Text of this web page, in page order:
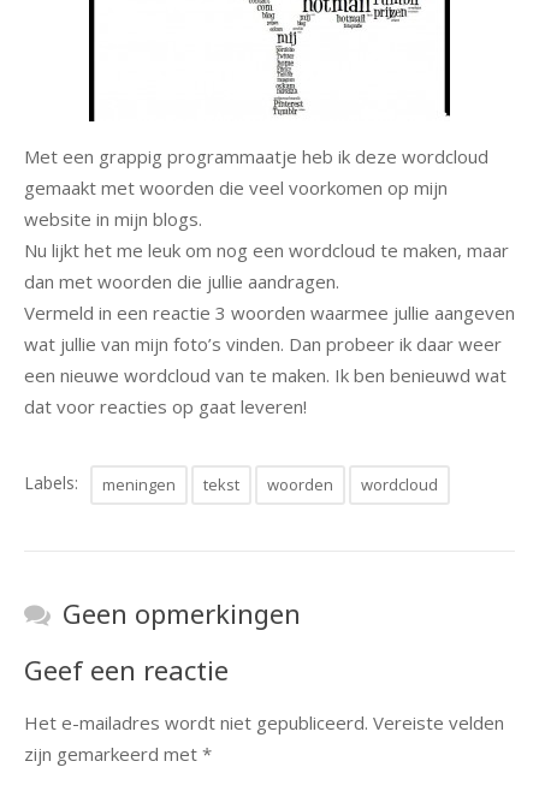
architectuur
Met een grappig programmaatje heb ik deze wordcloud
gemaakt met woorden die veel voorkomen op mijn
website in mijn blogs.
Nu lijkt het me leuk om nog een wordcloud te maken, maar
dan met woorden die jullie aandragen.
Vermeld in een reactie 3 woorden waarmee jullie aangeven
wat jullie van mijn foto’s vinden. Dan probeer ik daar weer
een nieuwe wordcloud van te maken. Ik ben benieuwd wat
dat voor reacties op gaat leveren!
Labels: meningen tekst woorden wordcloud
Geen opmerkingen
Geef een reactie
Het e-mailadres wordt niet gepubliceerd. Vereiste velden
zijn gemarkeerd met *